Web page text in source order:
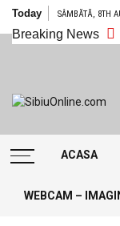
Skip
content
Today SÂMBĂTĂ, 8TH
Breaking News
filme noi vedem la
Sibiu!!!
ACASA
WEBCAM –